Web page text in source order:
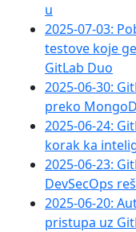
u
2025-07-03:
testove koje
GitLab Duo
2025-06-30:
preko
2025-06-24:
korak ka
2025-06-23:
DevSecOps
2025-06-20:
pristupa uz